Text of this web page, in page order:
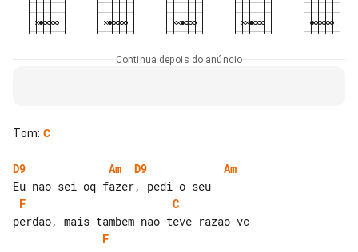
Continua depois do anúncio
Tom: C
D9 Am D9
Am
F
C
F